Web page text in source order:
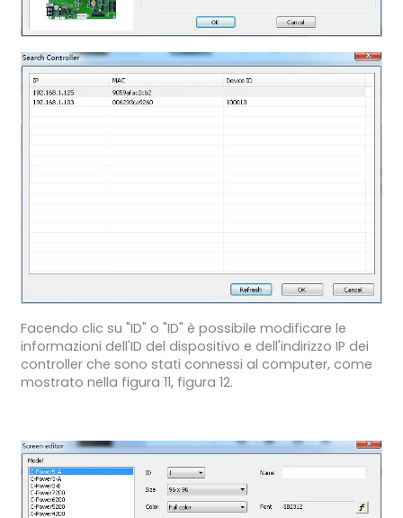
Facendo clic su "ID" o "ID" è possibile modificare le
informazioni dell'ID del dispositivo e dell'indirizzo IP dei
controller che sono stati connessi al computer, come
mostrato nella figura 11, figura 12.